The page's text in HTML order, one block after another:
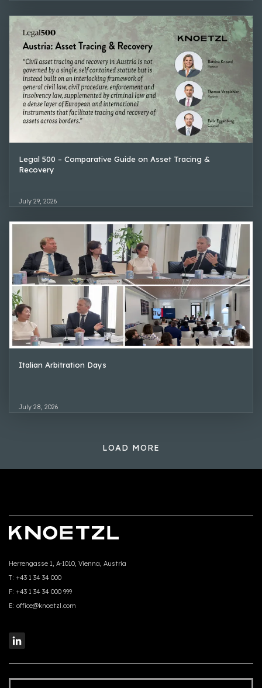
Legal 500 – Comparative Guide on Asset Tracing &
Recovery
July 29, 2026
Italian Arbitration Days
July 28, 2026
LOAD MORE
Herrengasse 1, A-1010, Vienna, Austria
T: +43 1 34 34 000
F: +43 1 34 34 000 999
E: office@knoetzl.com